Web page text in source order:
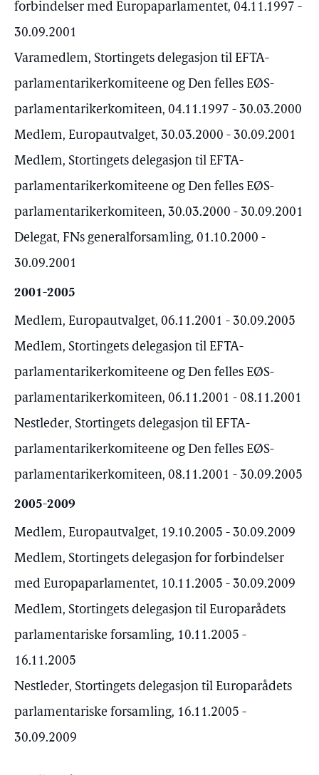
forbindelser med Europaparlamentet, 04.11.1997 -
30.09.2001
Varamedlem, Stortingets delegasjon til EFTA-
parlamentarikerkomiteene og Den felles EØS-
parlamentarikerkomiteen, 04.11.1997 - 30.03.2000
Medlem, Europautvalget, 30.03.2000 - 30.09.2001
Medlem, Stortingets delegasjon til EFTA-
parlamentarikerkomiteene og Den felles EØS-
parlamentarikerkomiteen, 30.03.2000 - 30.09.2001
Delegat, FNs generalforsamling, 01.10.2000 -
30.09.2001
2001-2005
Medlem, Europautvalget, 06.11.2001 - 30.09.2005
Medlem, Stortingets delegasjon til EFTA-
parlamentarikerkomiteene og Den felles EØS-
parlamentarikerkomiteen, 06.11.2001 - 08.11.2001
Nestleder, Stortingets delegasjon til EFTA-
parlamentarikerkomiteene og Den felles EØS-
parlamentarikerkomiteen, 08.11.2001 - 30.09.2005
2005-2009
Medlem, Europautvalget, 19.10.2005 - 30.09.2009
Medlem, Stortingets delegasjon for forbindelser
med Europaparlamentet, 10.11.2005 - 30.09.2009
Medlem, Stortingets delegasjon til Europarådets
parlamentariske forsamling, 10.11.2005 -
16.11.2005
Nestleder, Stortingets delegasjon til Europarådets
parlamentariske forsamling, 16.11.2005 -
30.09.2009